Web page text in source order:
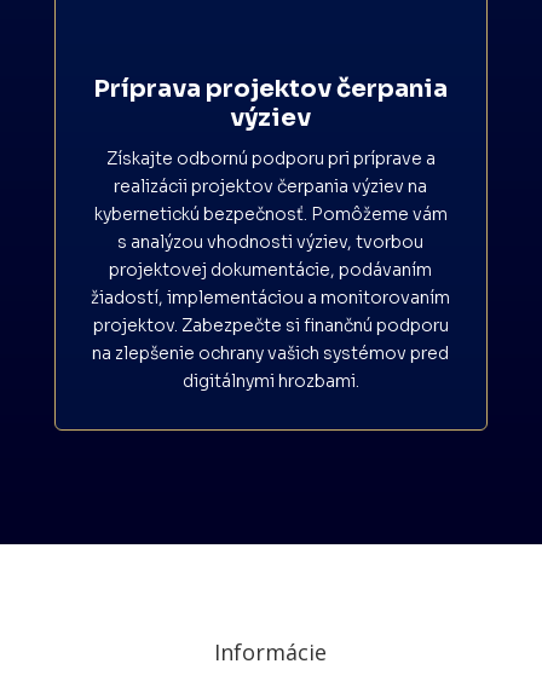
Príprava projektov čerpania
výziev
Získajte odbornú podporu pri príprave a
realizácii projektov čerpania výziev na
kybernetickú bezpečnosť. Pomôžeme vám
s analýzou vhodnosti výziev, tvorbou
projektovej dokumentácie, podávaním
žiadostí, implementáciou a monitorovaním
projektov. Zabezpečte si finančnú podporu
na zlepšenie ochrany vašich systémov pred
digitálnymi hrozbami.
Informácie